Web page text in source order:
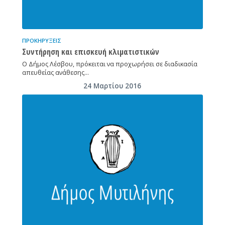
ΠΡΟΚΗΡΎΞΕΙΣ
Συντήρηση και επισκευή κλιματιστικών
Ο Δήμος Λέσβου, πρόκειται να προχωρήσει σε διαδικασία
απευθείας ανάθεσης…
24 Μαρτίου 2016